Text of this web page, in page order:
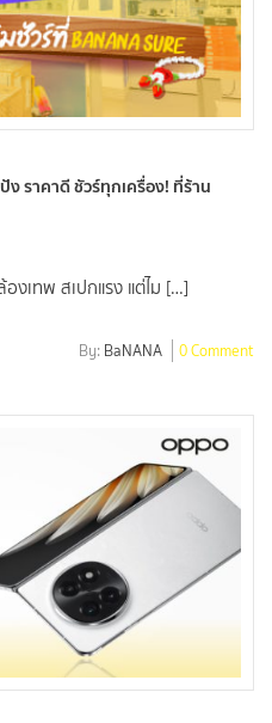
ง ราคาดี ชัวร์ทุกเครื่อง! ที่ร้าน
งเทพ สเปกแรง แต่ไม […]
By: BaNANA 0 Comment